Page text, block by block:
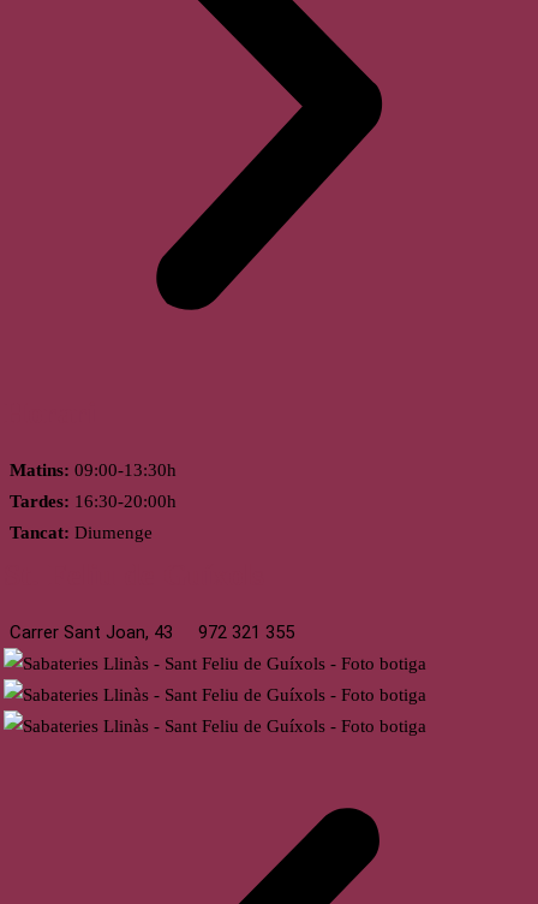
Matins: 09:00-13:30h
Tardes: 16:30-20:00h
Tancat: Diumenge
Carrer Sant Joan, 43 972 321 355